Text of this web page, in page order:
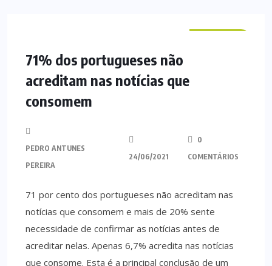
71% dos portugueses não
acreditam nas notícias que
consomem
PEDRO ANTUNES
PEREIRA
24/06/2021
0
COMENTÁRIOS
71 por cento dos portugueses não acreditam nas
notícias que consomem e mais de 20% sente
necessidade de confirmar as notícias antes de
acreditar nelas. Apenas 6,7% acredita nas notícias
que consome. Esta é a principal conclusão de um